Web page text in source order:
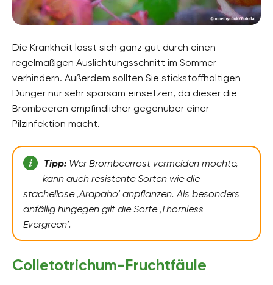
Die Krankheit lässt sich ganz gut durch einen
regelmäßigen Auslichtungsschnitt im Sommer
verhindern. Außerdem sollten Sie stickstoffhaltigen
Dünger nur sehr sparsam einsetzen, da dieser die
Brombeeren empfindlicher gegenüber einer
Pilzinfektion macht.
Tipp:Wer Brombeerrost vermeiden möchte,
kann auch resistente Sorten wie die
stachellose ‚Arapaho‘ anpflanzen. Als besonders
anfällig hingegen gilt die Sorte ‚Thornless
Evergreen‘.
Colletotrichum-Fruchtfäule